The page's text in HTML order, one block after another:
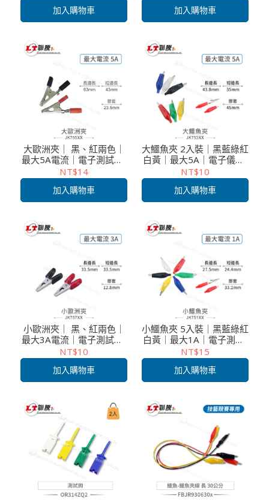
加入購物車 加入購物車
大歐洲夾｜ 黑、紅兩色｜
最大5A電流｜電子測試夾/
工作夾｜穩固夾持｜2入
NT$14
加入購物車
大鱷魚夾 2入裝｜黑藍綠紅
白黃｜最大5A｜電子儀器/
工作夾/電瓶連接
NT$10
加入購物車
小歐洲夾｜ 黑、紅兩色｜
最大3A電流｜電子測試夾/
工作夾｜穩固夾持｜2入
NT$10
加入購物車
小鱷魚夾 5入裝｜黑藍綠紅
白黃｜最大1A｜電子測試/
工作夾
NT$15
加入購物車